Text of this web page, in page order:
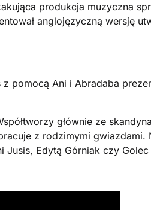
produkcja muzyczna
anglojęzyczną wersję
pomocą Ani i Abradaba
głównie ze
z rodzimymi gwiazdami.
Edytą Górniak czy Golec